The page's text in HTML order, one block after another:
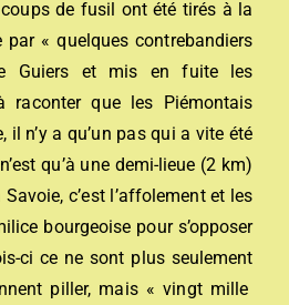
de fusil ont été tirés à la
« quelques contrebandiers
Guiers et mis en fuite les
raconter que les Piémontais
il n’y a qu’un pas qui a vite été
qu’à une demi-lieue (2 km)
c’est l’affolement et les
bourgeoise pour s’opposer
ci ce ne sont plus seulement
piller, mais « vingt mille